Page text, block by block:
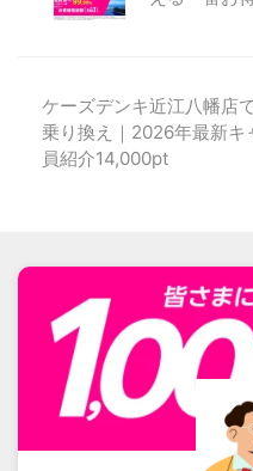
ケーズデンキ近江八幡店
乗り換え｜2026年最新キ
員紹介14,000pt